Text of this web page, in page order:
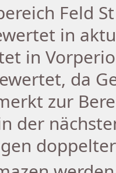
Feld
in
in
da
zur
der